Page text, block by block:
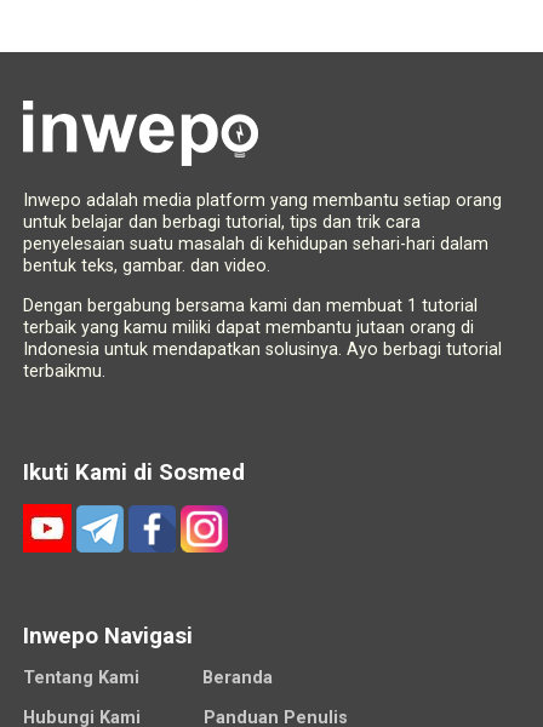
Inwepo adalah media platform yang membantu setiap orang
untuk belajar dan berbagi tutorial, tips dan trik cara
penyelesaian suatu masalah di kehidupan sehari-hari dalam
bentuk teks, gambar. dan video.
Dengan bergabung bersama kami dan membuat 1 tutorial
terbaik yang kamu miliki dapat membantu jutaan orang di
Indonesia untuk mendapatkan solusinya. Ayo berbagi tutorial
terbaikmu.
Ikuti Kami di Sosmed
Inwepo Navigasi
Tentang Kami
Beranda
Hubungi Kami
Panduan Penulis